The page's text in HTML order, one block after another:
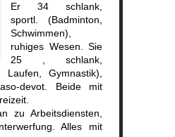
Er 34 schlank,
sportl. (Badminton,
Schwimmen),
ruhiges Wesen. Sie
25 , schlank,
Laufen, Gymnastik),
devot. Beide mit
zu Arbeitsdiensten,
Alles mit